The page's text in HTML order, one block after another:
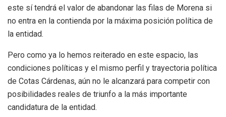
este sí tendrá el valor de abandonar las filas de Morena si
no entra en la contienda por la máxima posición política de
la entidad.
Pero como ya lo hemos reiterado en este espacio, las
condiciones políticas y el mismo perfil y trayectoria política
de Cotas Cárdenas, aún no le alcanzará para competir con
posibilidades reales de triunfo a la más importante
candidatura de la entidad.